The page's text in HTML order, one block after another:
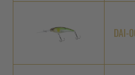
DAI-